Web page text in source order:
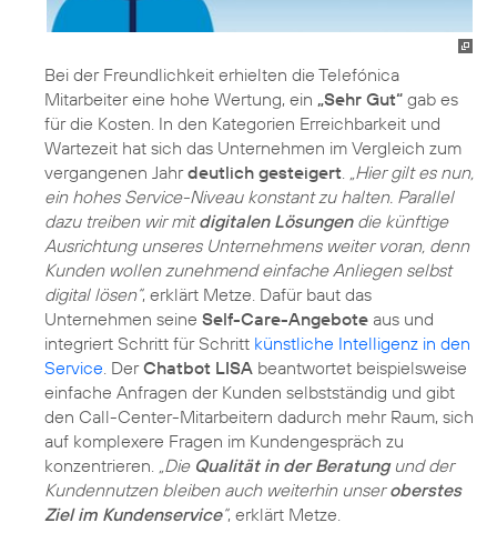
Bei der Freundlichkeit erhielten die Telefónica
Mitarbeiter eine hohe Wertung, ein „Sehr Gut“ gab es
für die Kosten. In den Kategorien Erreichbarkeit und
Wartezeit hat sich das Unternehmen im Vergleich zum
vergangenen Jahrdeutlich gesteigert. „Hier gilt es nun,
ein hohes Service-Niveau konstant zu halten. Parallel
dazu treiben wir mitdigitalen Lösungendie künftige
Ausrichtung unseres Unternehmens weiter voran, denn
Kunden wollen zunehmend einfache Anliegen selbst
digital lösen“, erklärt Metze. Dafür baut das
Unternehmen seine Self-Care-Angebote aus und
integriert Schritt für Schritt künstliche Intelligenz in den
Service. DerChatbot LISA beantwortet beispielsweise
einfache Anfragen der Kunden selbstständig und gibt
den Call-Center-Mitarbeitern dadurch mehr Raum, sich
auf komplexere Fragen im Kundengespräch zu
konzentrieren. „Die Qualität in der Beratungund der
Kundennutzen bleiben auch weiterhin unseroberstes
Ziel im Kundenservice“, erklärt Metze.